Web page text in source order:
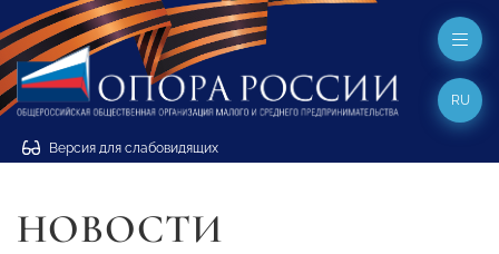
Версия для слабовидящих
RU
НОВОСТИ